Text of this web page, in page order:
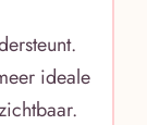
ideale